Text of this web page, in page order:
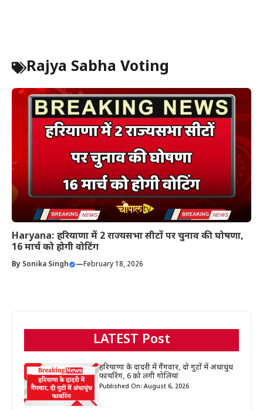
Rajya Sabha Voting
Haryana: हरियाणा में 2 राज्यसभा सीटों पर चुनाव की घोषणा,
16 मार्च को होगी वोटिंग
By Sonika Singh —February 18, 2026
LATEST Post
हरियाणा के दादरी में गैंगवार, दो गुटों में अंधाधुंध
फायरिंग, 6 को लगी गोलियां
Published On: August 6, 2026